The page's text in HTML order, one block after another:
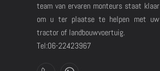
team van ervaren monteurs staat klaar
om u ter plaatse te helpen met uw
tractor of landbouwvoertuig.
Tel:06-22423967